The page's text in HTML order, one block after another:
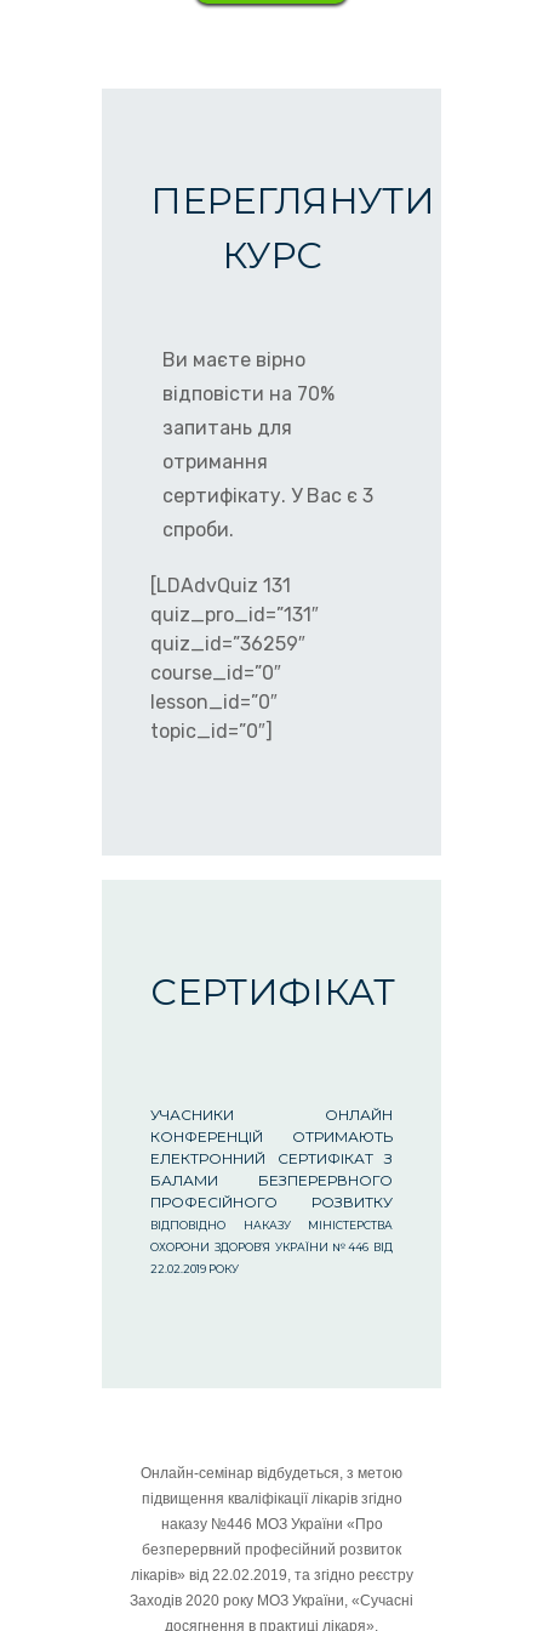
ПЕРЕГЛЯНУТИ
КУРС
Ви маєте вірно
відповісти на 70%
запитань для
отримання
сертифікату. У Вас є 3
спроби.
[LDAdvQuiz 131
quiz_pro_id=”131″
quiz_id=”36259″
course_id=”0″
lesson_id=”0″
topic_id=”0″]
СЕРТИФІКАТ
УЧАСНИКИ ОНЛАЙН
КОНФЕРЕНЦІЙ ОТРИМАЮТЬ
ЕЛЕКТРОННИЙ СЕРТИФІКАТ З
БАЛАМИ БЕЗПЕРЕРВНОГО
ПРОФЕСІЙНОГО РОЗВИТКУ
ВІДПОВІДНО НАКАЗУ МІНІСТЕРСТВА
ОХОРОНИ ЗДОРОВ’Я УКРАЇНИ №446 ВІД
22.02.2019 РОКУ
Онлайн-семінар відбудеться, з метою
підвищення кваліфікації лікарів згідно
наказу №446 МОЗ України «Про
безперервний професійний розвиток
лікарів» від 22.02.2019, та згідно реєстру
Заходів 2020 року МОЗ України, «Сучасні
досягнення в практиці лікаря».